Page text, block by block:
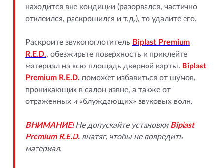
находится вне кондиции (разорвался, частично
отклеился, раскрошился и т.д.), то удалите его.
Раскроите звукопоглотитель Biplast Premium
R.E.D., обезжирьте поверхность и приклейте
материал на всю площадь дверной карты. Biplast
Premium R.E.D. поможет избавиться от шумов,
проникающих в салон извне, а также от
отраженных и «блуждающих» звуковых волн.
ВНИМАНИЕ!Не допускайте установки Biplast
Premium R.E.D.внатяг, чтобы не повредить
материал.